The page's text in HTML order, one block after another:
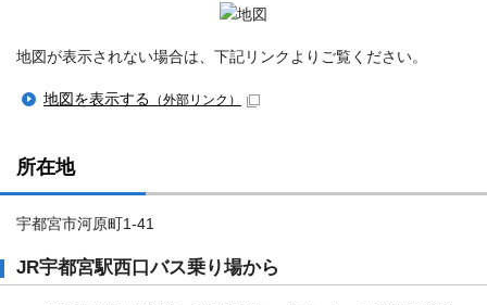
地図が表示されない場合は、下記リンクよりご覧ください。
地図を表示する （外部リンク）
所在地
宇都宮市河原町1-41
JR宇都宮駅西口バス乗り場から